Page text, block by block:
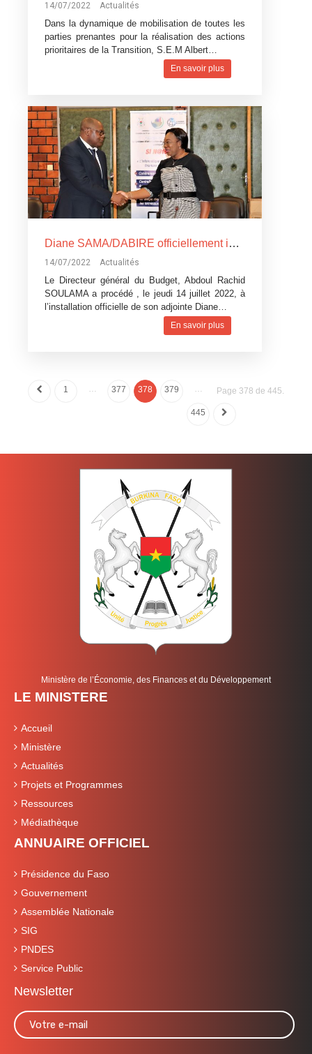
14/07/2022 Actualités
Dans la dynamique de mobilisation de toutes les
parties prenantes pour la réalisation des actions
prioritaires de la Transition, S.E.M Albert…
En savoir plus
Diane SAMA/DABIRE officiellement installée dans ses fonctions de Directrice générale adjointe du Budget
14/07/2022 Actualités
Le Directeur général du Budget, Abdoul Rachid
SOULAMA a procédé , le jeudi 14 juillet 2022, à
l’installation officielle de son adjointe Diane…
En savoir plus
Page 378 de 445.
1 … 377 378 379 …
445
Ministère de l’Économie, des Finances et du Développement
LE MINISTERE
Accueil
Ministère
Actualités
Projets et Programmes
Ressources
Médiathèque
ANNUAIRE OFFICIEL
Présidence du Faso
Gouvernement
Assemblée Nationale
SIG
PNDES
Service Public
Newsletter